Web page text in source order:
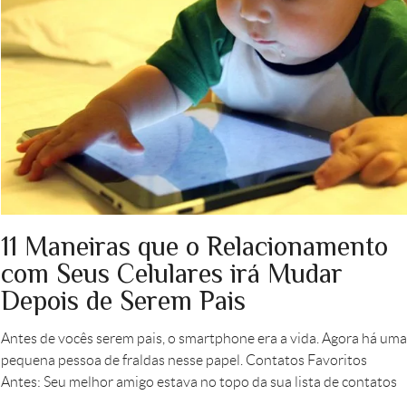
11 Maneiras que o Relacionamento
com Seus Celulares irá Mudar
Depois de Serem Pais
Antes de vocês serem pais, o smartphone era a vida. Agora há uma
pequena pessoa de fraldas nesse papel. Contatos Favoritos
Antes: Seu melhor amigo estava no topo da sua lista de contatos